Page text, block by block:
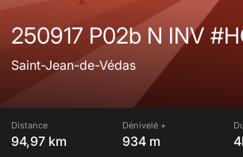
250917 P02b N INV
Saint-Jean-de-Védas
Distance
94,97 km
Dénivelé +
934 m